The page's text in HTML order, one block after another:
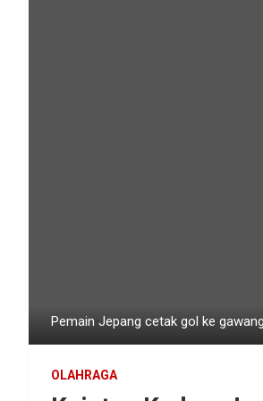
Pemain Jepang cetak gol ke
OLAHRAGA